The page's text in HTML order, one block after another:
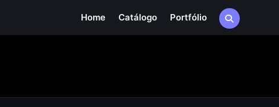
Home Catálogo Portfólio